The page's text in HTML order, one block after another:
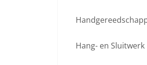
Hang- en Sluitwerk